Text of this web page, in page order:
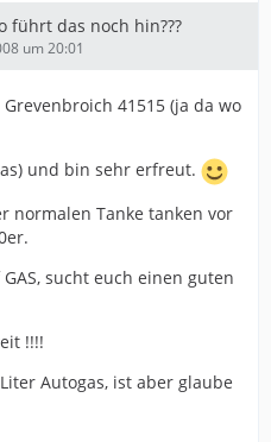
führt das noch hin???
um 20:01
41515 (ja da wo
und bin sehr erfreut.
normalen Tanke tanken vor
sucht euch einen guten
!!!!
Autogas, ist aber glaube